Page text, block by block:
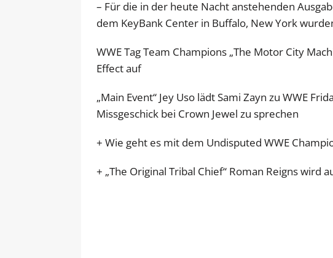
– Für die in der heute Nacht anstehenden
dem KeyBank Center in Buffalo, New York
WWE Tag Team Champions „The Motor City
Effect auf
„Main Event“ Jey Uso lädt Sami Zayn zu WWE
Missgeschick bei Crown Jewel zu sprechen
+ Wie geht es mit dem Undisputed WWE
+ „The Original Tribal Chief“ Roman Reigns wird